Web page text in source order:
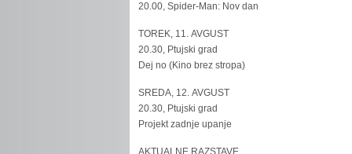
20.00, Spider-Man: Nov dan
TOREK, 11. AVGUST
20.30, Ptujski grad
Dej no (Kino brez stropa)
SREDA, 12. AVGUST
20.30, Ptujski grad
Projekt zadnje upanje
AKTUALNE RAZSTAVE